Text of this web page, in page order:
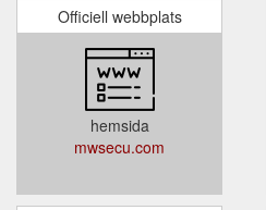
Officiell webbplats
hemsida
mwsecu.com